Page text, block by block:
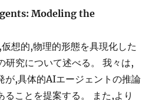
Modeling the
想的,物理的形態を具現化した
研究について述べる。 我々は,
が,具体的AIエージェントの推論
ることを提案する。 また,より